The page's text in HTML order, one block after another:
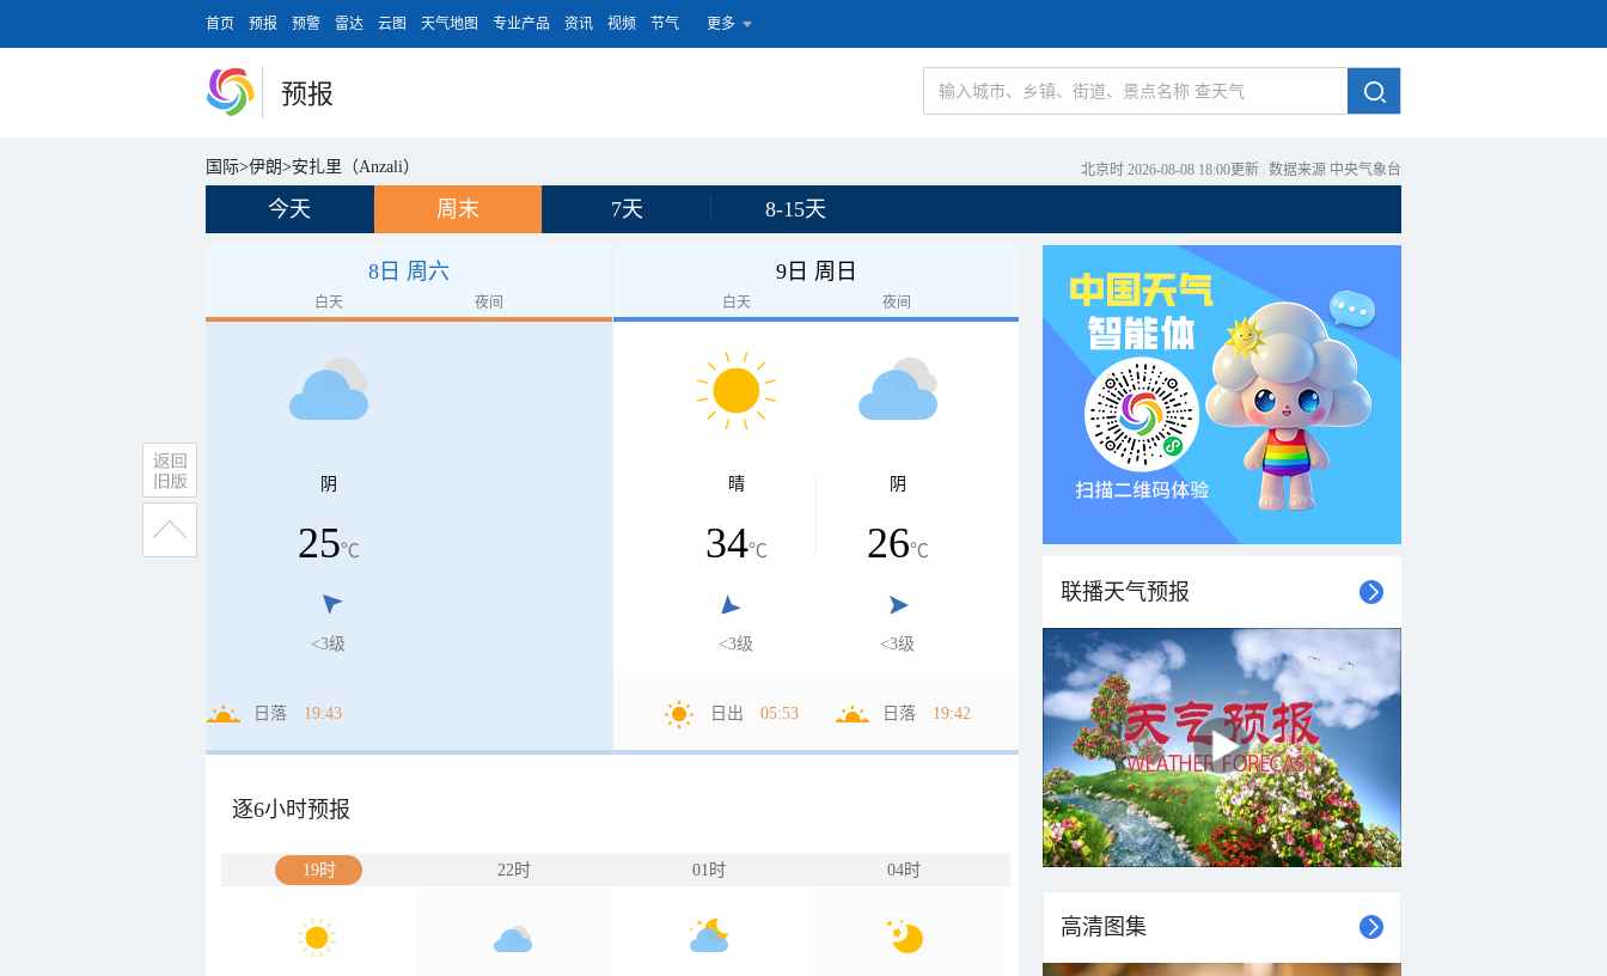
首页 预报 预警 雷达 云图 天气地图 专业产品 资讯 视频 节气 更多
预报
国际>伊朗>安扎里（Anzali） 北京时 2026-08-08 18:00更新 数据来源 中央气象台
今天 周末 7天 8-15天
8日 周六
白天 夜间
阴
25℃
<3级
日落 19:43
9日 周日
白天 夜间
晴
34℃
<3级
阴
26℃
<3级
日出 05:53 日落 19:42
逐6小时预报
19时 22时 01时 04时
联播天气预报
高清图集